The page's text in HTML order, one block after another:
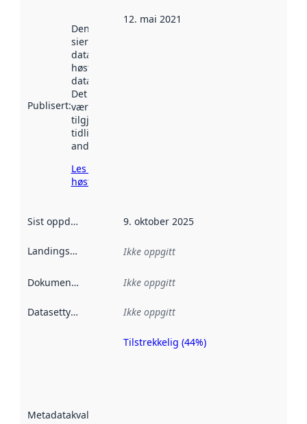
Publisert:
Denne datoen
sier når
datasettet ble
høstet av
data.norge.no.
Det kan ha
vært
tilgjengelig
tidligere
andre steder.
Les mer om
høsting her
12. mai 2021
Sist oppdatert 9. oktober 2025
Landingsside Ikke oppgitt
Dokumentasjon Ikke oppgitt
Datasettype Ikke oppgitt
Metadatakvalitet
Metadatakvalitet
Tilstrekkelig (44%)